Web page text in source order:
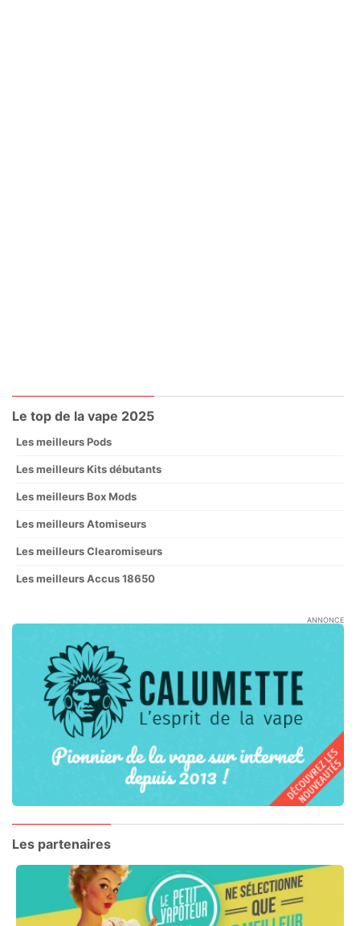
Le top de la vape 2025
Les meilleurs Pods
Les meilleurs Kits débutants
Les meilleurs Box Mods
Les meilleurs Atomiseurs
Les meilleurs Clearomiseurs
Les meilleurs Accus 18650
ANNONCE
Les partenaires